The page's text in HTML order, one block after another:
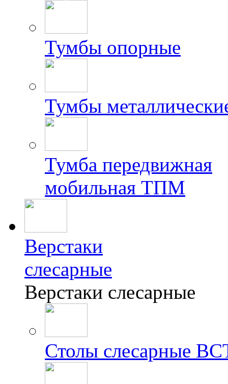
Тумбы опорные
Тумбы
Тумба передвижная
мобильная ТПМ
Верстаки
слесарные
Верстаки слесарные
Столы слесарные